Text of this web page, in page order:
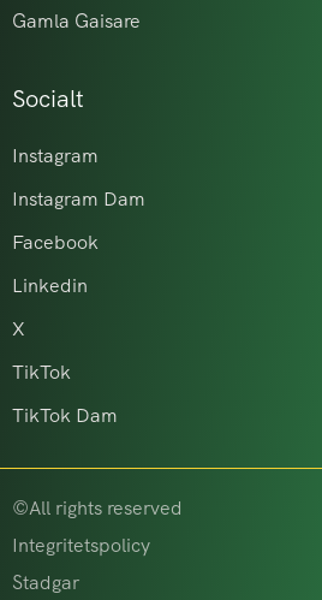
Gamla Gaisare
Socialt
Instagram
Instagram Dam
Facebook
Linkedin
X
TikTok
TikTok Dam
©All rights reserved
Integritetspolicy
Stadgar